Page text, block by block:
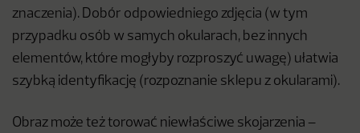
znaczenia). Dobór odpowiedniego zdjęcia (w tym
przypadku osób w samych okularach, bez innych
elementów, które mogłyby rozproszyć uwagę) ułatwia
szybką identyfikację (rozpoznanie sklepu z okularami).
Obraz może też torować niewłaściwe skojarzenia –